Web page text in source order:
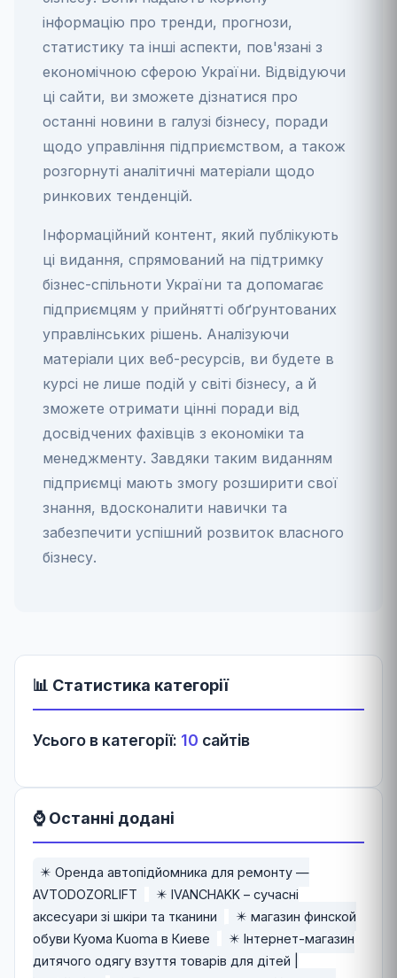
інформацію про тренди, прогнози,
статистику та інші аспекти, пов'язані з
економічною сферою України. Відвідуючи
ці сайти, ви зможете дізнатися про
останні новини в галузі бізнесу, поради
щодо управління підприємством, а також
розгорнуті аналітичні матеріали щодо
ринкових тенденцій.
Інформаційний контент, який публікують
ці видання, спрямований на підтримку
бізнес-спільноти України та допомагає
підприємцям у прийнятті обґрунтованих
управлінських рішень. Аналізуючи
матеріали цих веб-ресурсів, ви будете в
курсі не лише подій у світі бізнесу, а й
зможете отримати цінні поради від
досвідчених фахівців з економіки та
менеджменту. Завдяки таким виданням
підприємці мають змогу розширити свої
знання, вдосконалити навички та
забезпечити успішний розвиток власного
бізнесу.
📊 Статистика категорії
Усього в категорії: 10 сайтів
⌚ Останні додані
✴️ Оренда автопідйомника для ремонту —
AVTODOZORLIFT
✴️ IVANCHAKK – сучасні
аксесуари зі шкіри та тканини
✴️ магазин финской
обуви Куома Kuoma в Киеве
✴️ Інтернет-магазин
дитячого одягу взуття товарів для дітей |